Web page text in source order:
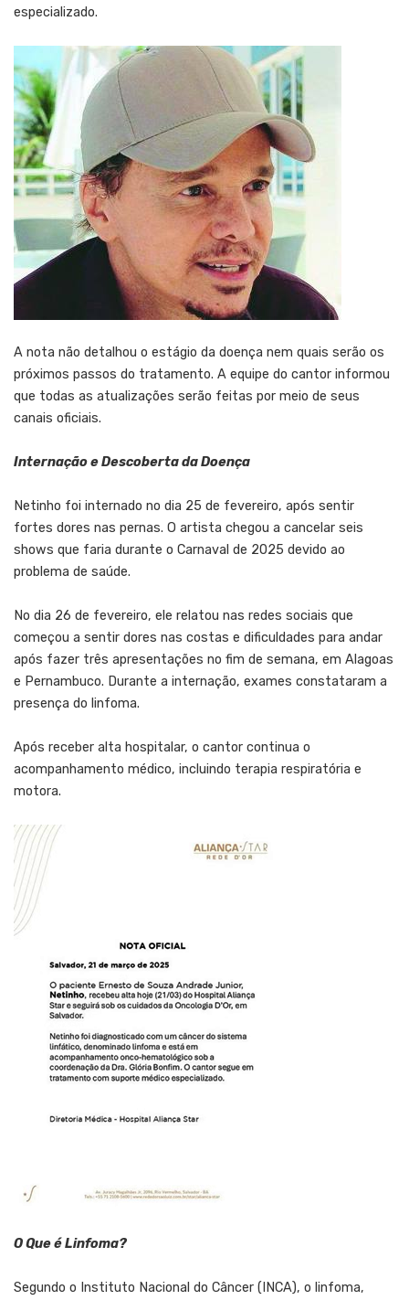
especializado.
A nota não detalhou o estágio da doença nem quais serão os
próximos passos do tratamento. A equipe do cantor informou
que todas as atualizações serão feitas por meio de seus
canais oficiais.
Internação e Descoberta da Doença
Netinho foi internado no dia 25 de fevereiro, após sentir
fortes dores nas pernas. O artista chegou a cancelar seis
shows que faria durante o Carnaval de 2025 devido ao
problema de saúde.
No dia 26 de fevereiro, ele relatou nas redes sociais que
começou a sentir dores nas costas e dificuldades para andar
após fazer três apresentações no fim de semana, em Alagoas
e Pernambuco. Durante a internação, exames constataram a
presença do linfoma.
Após receber alta hospitalar, o cantor continua o
acompanhamento médico, incluindo terapia respiratória e
motora.
O Que é Linfoma?
Segundo o Instituto Nacional do Câncer (INCA), o linfoma,